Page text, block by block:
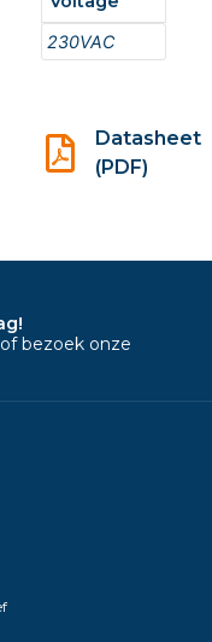
230VAC
Datasheet
(PDF)
bezoek onze